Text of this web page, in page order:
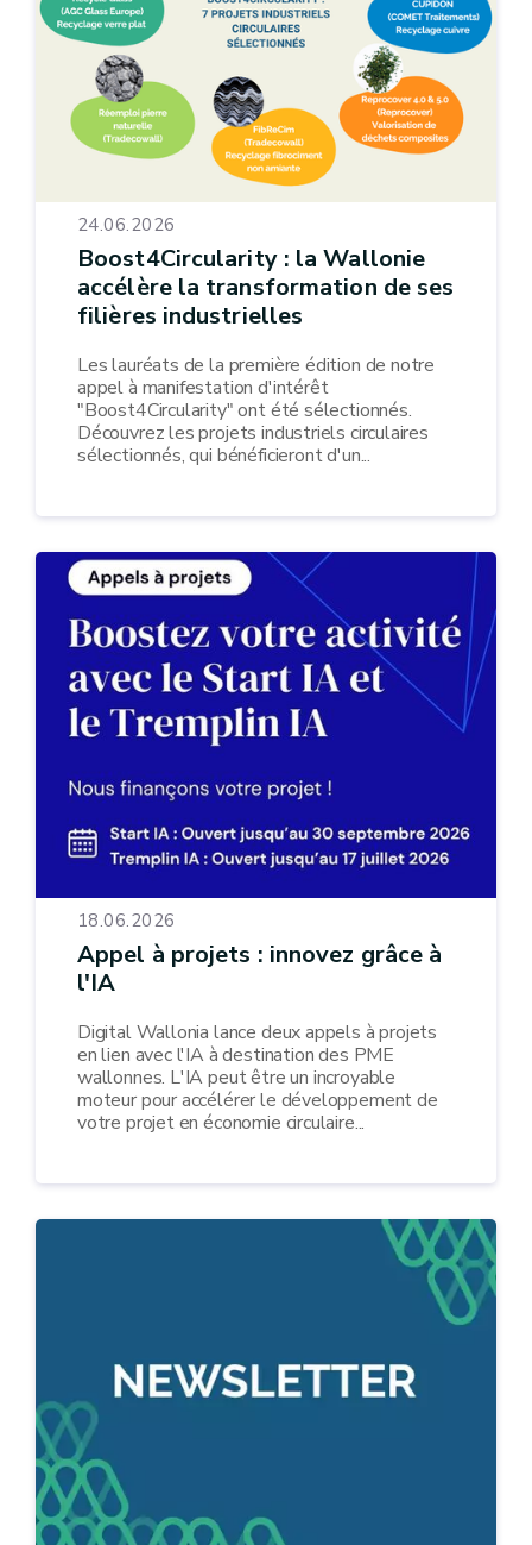
24.06.2026
Boost4Circularity : la Wallonie
accélère la transformation de ses
filières industrielles
Les lauréats de la première édition de notre
appel à manifestation d'intérêt
"Boost4Circularity" ont été sélectionnés.
Découvrez les projets industriels circulaires
sélectionnés, qui bénéficieront d'un...
18.06.2026
Appel à projets : innovez grâce à
l'IA
Digital Wallonia lance deux appels à projets
en lien avec l'IA à destination des PME
wallonnes. L'IA peut être un incroyable
moteur pour accélérer le développement de
votre projet en économie circulaire...